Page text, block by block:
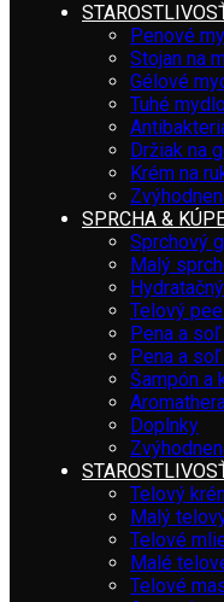
Penové
Stojan na
Gélové
Tuhé
Držiak na
Krém na
SPRCHA &
Sprchový
Malý
Telový
Pena a
Pena a
Šampón a
Doplnky
Telový
Malý
Telové
Malé
Telové